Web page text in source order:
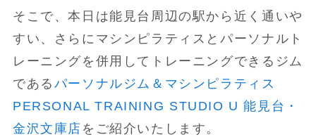
そこで、本日は能見台周辺の駅から近く通いや
すい、さらにマシンピラティスとパーソナルト
レーニングを併用してトレーニングできるジム
である パーソナルジム＆マシンピラティス
PERSONAL TRAINING STUDIO U 能見台・
金沢文庫店 をご紹介いたします。